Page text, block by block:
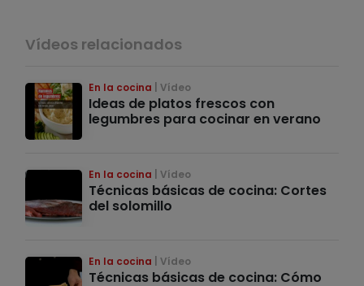
Vídeos relacionados
En la cocina Vídeo
Ideas de platos frescos con
legumbres para cocinar en verano
En la cocina Vídeo
Técnicas básicas de cocina: Cortes
del solomillo
En la cocina Vídeo
Técnicas básicas de cocina: Cómo